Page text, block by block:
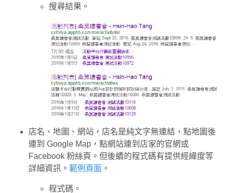
搜尋結果。
店名、地圖、網站，店名是純文字無連結，點地圖後
連到 Google Map，點網站連到店家的官網或
Facebook 粉絲頁。但後續的程式碼有提供經緯度等
詳細資訊。 範例頁面 。
程式碼。